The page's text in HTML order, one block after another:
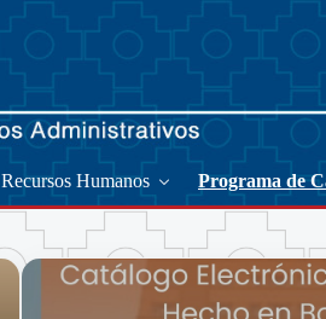
Recursos Humanos Programa de